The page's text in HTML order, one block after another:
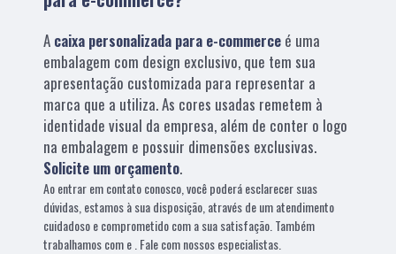
A caixa personalizada para e-commerce é uma
embalagem com design exclusivo, que tem sua
apresentação customizada para representar a
marca que a utiliza. As cores usadas remetem à
identidade visual da empresa, além de conter o logo
na embalagem e possuir dimensões exclusivas.
Solicite um orçamento.
Ao entrar em contato conosco, você poderá esclarecer suas
dúvidas, estamos à sua disposição, através de um atendimento
cuidadoso e comprometido com a sua satisfação. Também
trabalhamos com e . Fale com nossos especialistas.